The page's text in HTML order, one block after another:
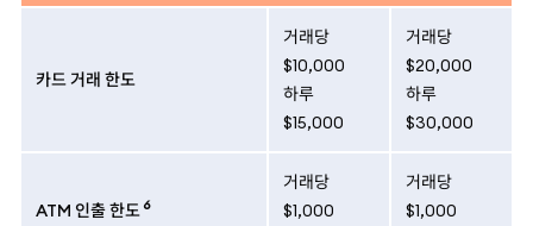
카드 거래 한도
거래당
$10,000
하루
$15,000
거래당
$20,000
하루
$30,000
ATM 인출 한도6
거래당
$1,000
거래당
$1,000